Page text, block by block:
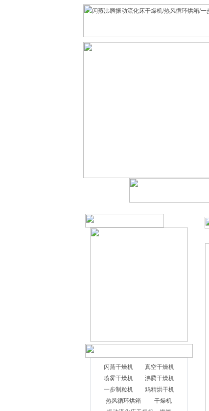
闪蒸干燥机
真空干燥机
喷雾干燥机
沸腾干燥机
一步制粒机
鸡精烘干机
热风循环烘箱
干燥机